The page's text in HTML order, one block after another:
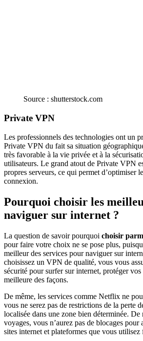
Source : shutterstock.com
Private VPN
Les professionnels des technologies ont un
Private VPN du fait sa situation
très favorable à la vie privée et à la
utilisateurs. Le grand atout de Private VPN
propres serveurs, ce qui permet d’optimiser
connexion.
Pourquoi choisir les
naviguer sur internet ?
La question de savoir pourquoi choisir
pour faire votre choix ne se pose plus,
meilleur des services pour naviguer sur
choisissez un VPN de qualité, vous vous
sécurité pour surfer sur internet, protéger vos
meilleure des façons.
De même, les services comme Netflix ne
vous ne serez pas de restrictions de la perte
localisée dans une zone bien déterminée. De
voyages, vous n’aurez pas de blocages pour
sites internet et plateformes que vous utilisez